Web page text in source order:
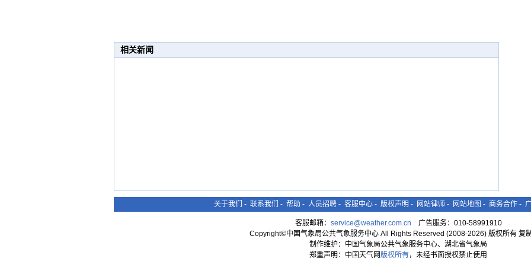
相关新闻
关于我们 - 联系我们 - 帮助 - 人员招聘 - 客服中心 - 版权声明 - 网站律师 - 网站地图 - 商务合作 -
客服邮箱： service@weather.com.cn 广告服务：010-58991910
Copyright©中国气象局公共气象服务中心 All Rights Reserved (2008-2026) 版权所有 复
制作维护：中国气象局公共气象服务中心、湖北省气象局
郑重声明：中国天气网版权所有，未经书面授权禁止使用